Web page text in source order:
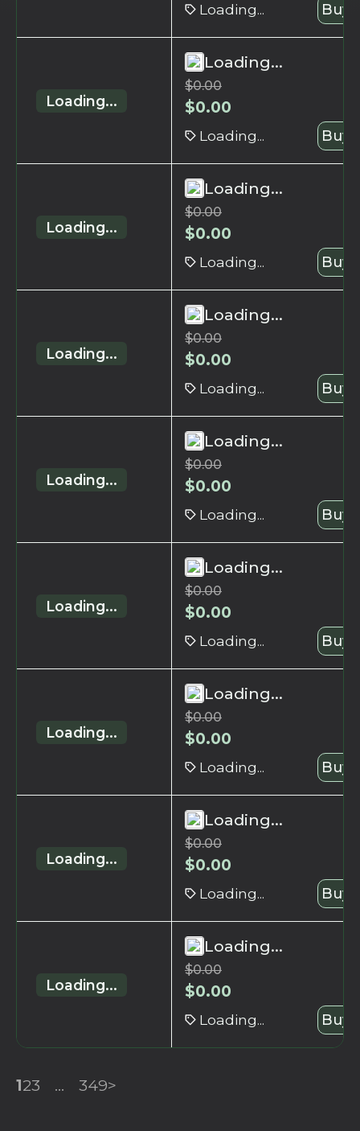
Loading... Buy
Loading...
Loading...
$0.00
$0.00
Loading... Buy
Loading...
Loading...
$0.00
$0.00
Loading... Buy
Loading...
Loading...
$0.00
$0.00
Loading... Buy
Loading...
Loading...
$0.00
$0.00
Loading... Buy
Loading...
Loading...
$0.00
$0.00
Loading... Buy
Loading...
Loading...
$0.00
$0.00
Loading... Buy
Loading...
Loading...
$0.00
$0.00
Loading... Buy
Loading...
Loading...
$0.00
$0.00
Loading... Buy
123 ... 349>